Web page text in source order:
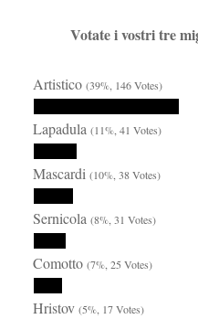
Votate i vostri tre
Artistico(39%, 146 Votes)
Lapadula(11%, 41 Votes)
Mascardi(10%, 38 Votes)
Sernicola(8%, 31 Votes)
Comotto(7%, 25 Votes)
Hristov(5%, 17 Votes)